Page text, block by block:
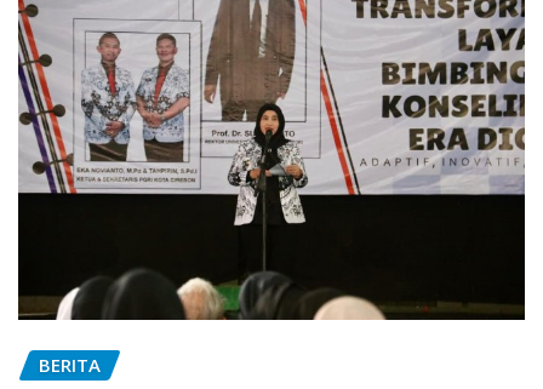
BERITA